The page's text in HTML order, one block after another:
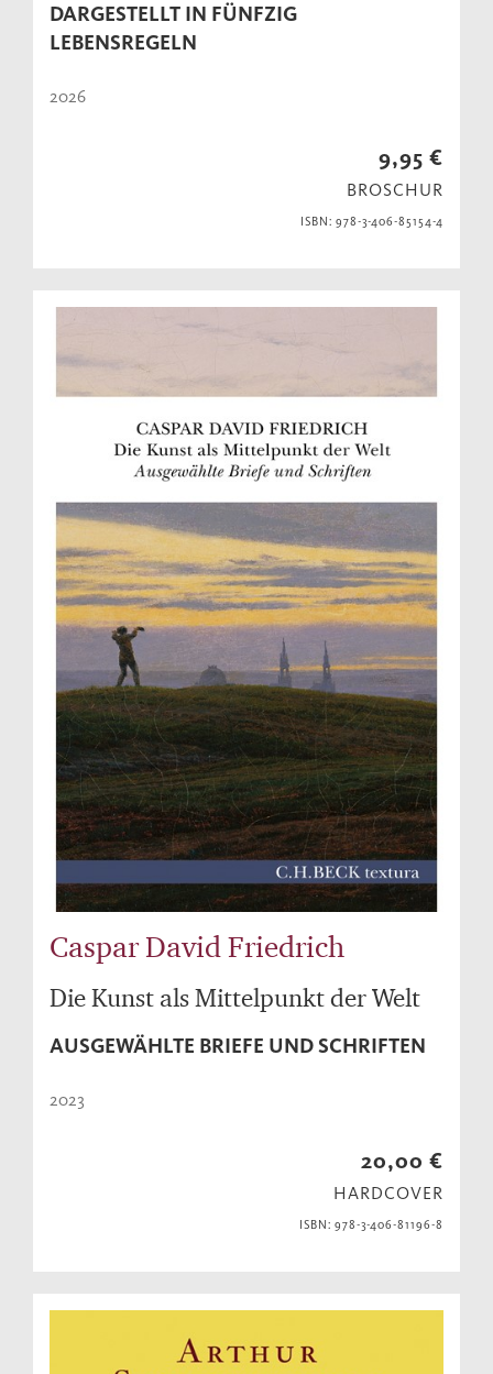
DARGESTELLT IN FÜNFZIG
LEBENSREGELN
2026
9,95 €
BROSCHUR
ISBN: 978-3-406-85154-4
Caspar David Friedrich
Die Kunst als Mittelpunkt der Welt
AUSGEWÄHLTE BRIEFE UND SCHRIFTEN
2023
20,00 €
HARDCOVER
ISBN: 978-3-406-81196-8